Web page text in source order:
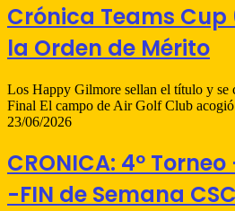
Crónica Teams Cup
la Orden de Mérito
Los Happy Gilmore sellan el título y se
Final El campo de Air Golf Club
23/06/2026
CRONICA: 4º
-FIN de Semana